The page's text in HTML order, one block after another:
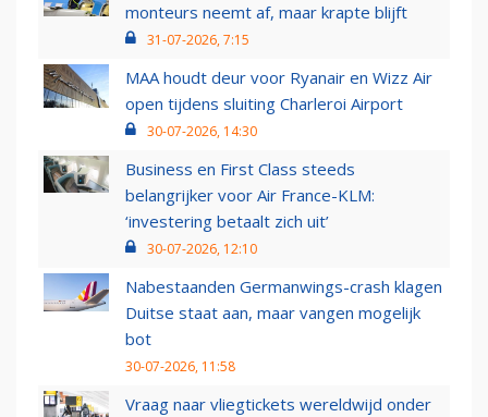
monteurs neemt af, maar krapte blijft
31-07-2026, 7:15
MAA houdt deur voor Ryanair en Wizz Air
open tijdens sluiting Charleroi Airport
30-07-2026, 14:30
Business en First Class steeds
belangrijker voor Air France-KLM:
‘investering betaalt zich uit’
30-07-2026, 12:10
Nabestaanden Germanwings-crash klagen
Duitse staat aan, maar vangen mogelijk
bot
30-07-2026, 11:58
Vraag naar vliegtickets wereldwijd onder